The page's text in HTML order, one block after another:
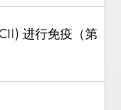
进行免疫（第